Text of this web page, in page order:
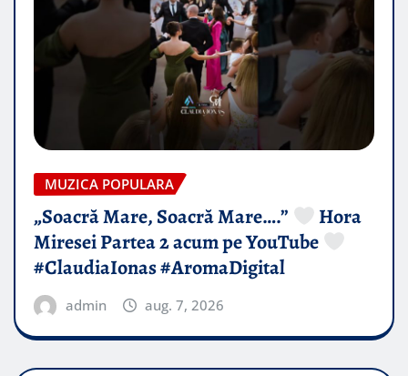
MUZICA POPULARA
„Soacră Mare, Soacră Mare….”
Hora
Miresei Partea 2 acum pe YouTube
#ClaudiaIonas #AromaDigital
admin aug. 7, 2026